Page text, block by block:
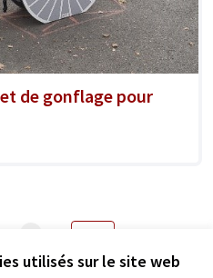
utilisés sur le site web
de gonflage pour
page : 20